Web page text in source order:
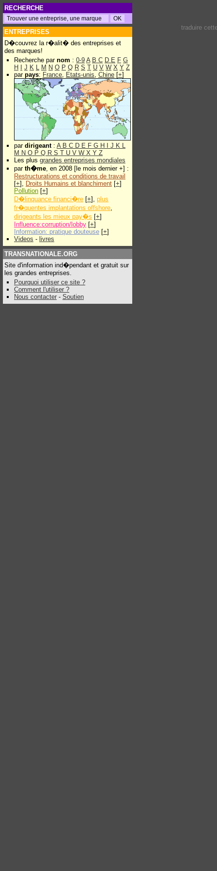
RECHERCHE
ENTREPRISES
D�couvrez la r�alit� des entreprises et
des marques!
Recherche par nom : 0-9 A B C D E F G
H
J K L M N O P Q R S T U V W X Y Z
par pays: France, Etats-unis, Chine [+]
par dirigeant: A B C D E F G H J K L
M N O P Q R S T U V W X Y Z
Les plus grandes entreprises mondiales
par th�me, en 2008 [le mois dernier +] :
Restructurations et conditions de travail
[+], Droits Humains et blanchiment [+]
Pollution [+]
D�linquance financi�re [+], plus
fr�quentes implantations offshore,
dirigeants les mieux pay�s [+]
Influence:corruption/lobby [+]
Information: pratique douteuse [+]
Videos - livres
TRANSNATIONALE.ORG
Site d'information ind�pendant et gratuit sur
les grandes entreprises.
Pourquoi utiliser ce site ?
Comment l'utiliser ?
Nous contacter - Soutien
traduire